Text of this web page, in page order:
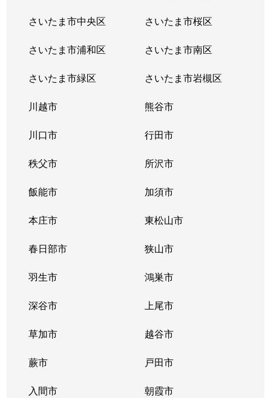
さいたま市中央区 さいたま市桜区
さいたま市浦和区 さいたま市南区
さいたま市緑区 さいたま市岩槻区
川越市 熊谷市
川口市 行田市
秩父市 所沢市
飯能市 加須市
本庄市 東松山市
春日部市 狭山市
羽生市 鴻巣市
深谷市 上尾市
草加市 越谷市
蕨市 戸田市
入間市 朝霞市